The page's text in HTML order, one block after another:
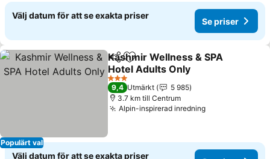
Välj datum för att se exakta priser
Se priser
Populärt val
Dela Lägg till i Mina Favoriter
Kashmir Wellness & SPA
Hotel Adults Only
Se priser
3 Stjärnor
9,4 Utmärkt
5 985
3.7 km till Centrum
Alpin-inspirerad inredningSe priser
Välj datum för att se exakta priser